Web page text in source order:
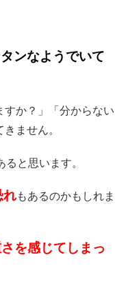
ンなようでいて
か？」「分からない
ません。
ると思います。
れもあるのかもしれま
を感じてしまっ